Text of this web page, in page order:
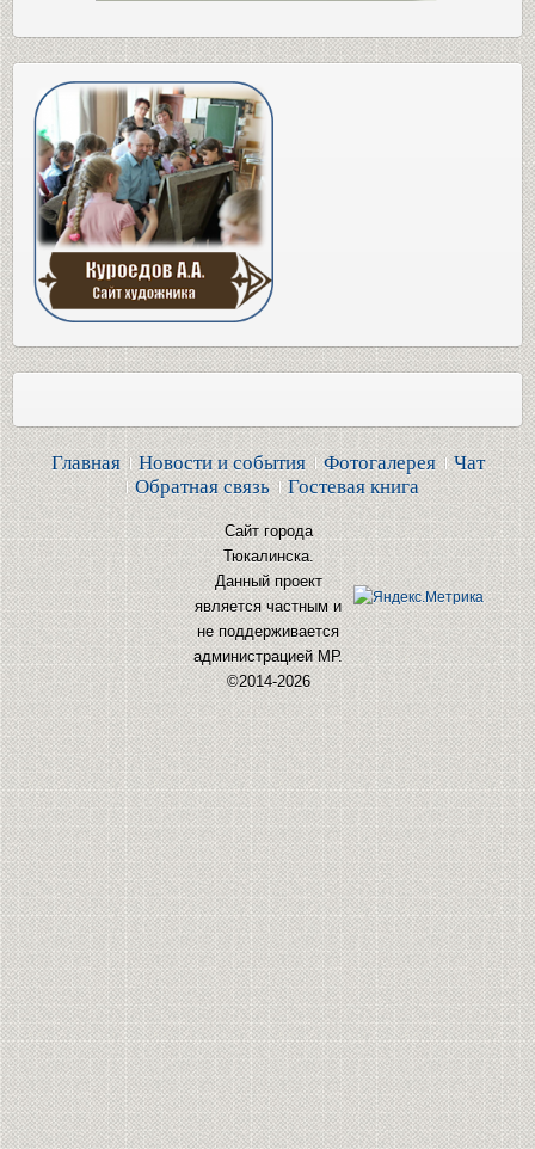
Главная Новости и события Фотогалерея
Чат
Обратная связь
Гостевая книга
Сайт города
Тюкалинска.
Данный проект
является частным и
не поддерживается
администрацией МР.
©2014-2026